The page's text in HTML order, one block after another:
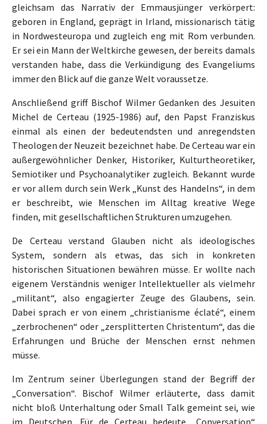
gleichsam das Narrativ der Emmausjünger verkörpert:
geboren in England, geprägt in Irland, missionarisch tätig
in Nordwesteuropa und zugleich eng mit Rom verbunden.
Er sei ein Mann der Weltkirche gewesen, der bereits damals
verstanden habe, dass die Verkündigung des Evangeliums
immer den Blick auf die ganze Welt voraussetze.
Anschließend griff Bischof Wilmer Gedanken des Jesuiten
Michel de Certeau (1925-1986) auf, den Papst Franziskus
einmal als einen der bedeutendsten und anregendsten
Theologen der Neuzeit bezeichnet habe. De Certeau war ein
außergewöhnlicher Denker, Historiker, Kulturtheoretiker,
Semiotiker und Psychoanalytiker zugleich. Bekannt wurde
er vor allem durch sein Werk „Kunst des Handelns“, in dem
er beschreibt, wie Menschen im Alltag kreative Wege
finden, mit gesellschaftlichen Strukturen umzugehen.
De Certeau verstand Glauben nicht als ideologisches
System, sondern als etwas, das sich in konkreten
historischen Situationen bewähren müsse. Er wollte nach
eigenem Verständnis weniger Intellektueller als vielmehr
„militant“, also engagierter Zeuge des Glaubens, sein.
Dabei sprach er von einem „christianisme éclaté“, einem
„zerbrochenen“ oder „zersplitterten Christentum“, das die
Erfahrungen und Brüche der Menschen ernst nehmen
müsse.
Im Zentrum seiner Überlegungen stand der Begriff der
„Conversation“. Bischof Wilmer erläuterte, dass damit
nicht bloß Unterhaltung oder Small Talk gemeint sei, wie
im Deutschen. Für de Certeau bedeute „Conversation“